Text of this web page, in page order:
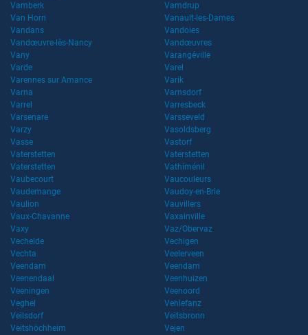
Vamberk
Vamdrup
Van Horn
Vanault-les-Dames
Vandans
Vandoies
Vandœuvre-lès-Nancy
Vandœuvres
Vany
Varangéville
Varde
Varel
Varennes sur Amance
Varik
Varna
Varnsdorf
Varrel
Varresbeck
Varsenare
Varsseveld
Varzy
Vasoldsberg
Vasse
Vastorf
Vaterstetten
Vaterstetten
Vaterstetten
Vathiménil
Vaubecourt
Vaucouleurs
Vaudemange
Vaudoy-en-Brie
Vaulion
Vauvillers
Vaux-Chavanne
Vaxainville
Vaxy
Vaz/Obervaz
Vechelde
Vechigen
Vechta
Veelerveen
Veendam
Veendam
Veenendaal
Veenhuizen
Veeningen
Veenoord
Veghel
Vehlefanz
Veilsdorf
Veitsbronn
Veitshöchheim
Vejen